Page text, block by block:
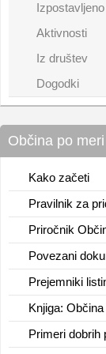
Izpostavljeno
Aktivnosti
Iz društev
Dogodki
Občina po
Kako začeti
Pravilnik za
Priročnik
Povezani
Prejemniki
Knjiga:
Primeri dobrih